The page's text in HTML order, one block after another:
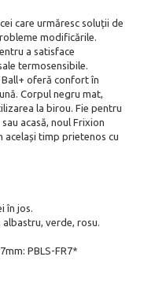
care urmăresc soluții de
modificările.
a satisface
termosensibile.
oferă confort în
Corpul negru mat,
la birou. Fie pentru
acasă, noul Frixion
același timp prietenos cu
în jos.
verde, rosu.
PBLS-FR7*